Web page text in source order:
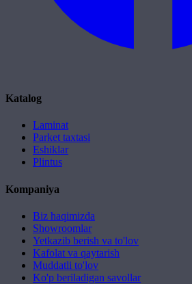
Katalog
Laminat
Parket taxtasi
Eshiklar
Plintus
Kompaniya
Biz haqimizda
Showroomlar
Yetkazib berish va to'lov
Kafolat va qaytarish
Muddatli to'lov
Ko'p beriladigan savollar